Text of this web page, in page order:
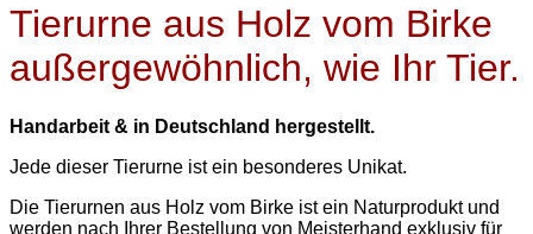
Tierurne aus Holz vom Birke
außergewöhnlich, wie Ihr Tier.
Handarbeit & in Deutschland hergestellt.
Jede dieser Tierurne ist ein besonderes Unikat.
Die Tierurnen aus Holz vom Birke ist ein Naturprodukt und
werden nach Ihrer Bestellung von Meisterhand exklusiv für